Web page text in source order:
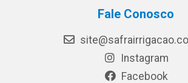
Fale Conosco
Instagram
Facebook